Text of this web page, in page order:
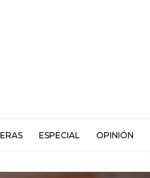
ESPECIAL OPINIÓN